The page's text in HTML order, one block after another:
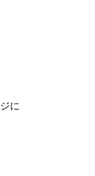
に